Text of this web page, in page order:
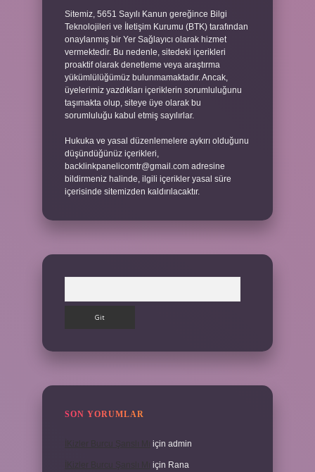
Sitemiz, 5651 Sayılı Kanun gereğince Bilgi
Teknolojileri ve İletişim Kurumu (BTK) tarafından
onaylanmış bir Yer Sağlayıcı olarak hizmet
vermektedir. Bu nedenle, sitedeki içerikleri
proaktif olarak denetleme veya araştırma
yükümlülüğümüz bulunmamaktadır. Ancak,
üyelerimiz yazdıkları içeriklerin sorumluluğunu
taşımakta olup, siteye üye olarak bu
sorumluluğu kabul etmiş sayılırlar.
Hukuka ve yasal düzenlemelere aykırı olduğunu
düşündüğünüz içerikleri,
backlinkpanelicomtr@gmail.com adresine
bildirmeniz halinde, ilgili içerikler yasal süre
içerisinde sitemizden kaldırılacaktır.
SON YORUMLAR
için admin
için Rana